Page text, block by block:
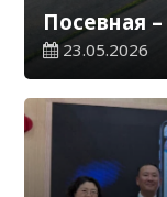
Посевная
23.05.2026